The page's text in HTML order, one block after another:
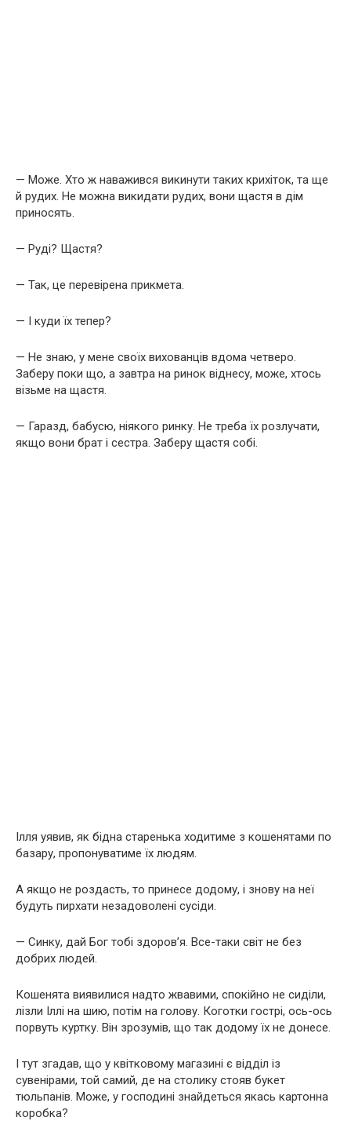
— Може. Хто ж наважився викинути таких крихіток, та ще
й рудих. Не можна викидати рудих, вони щастя в дім
приносять.
— Руді? Щастя?
— Так, це перевірена прикмета.
— І куди їх тепер?
— Не знаю, у мене своїх вихованців вдома четверо.
Заберу поки що, а завтра на ринок віднесу, може, хтось
візьме на щастя.
— Гаразд, бабусю, ніякого ринку. Не треба їх розлучати,
якщо вони брат і сестра. Заберу щастя собі.
Ілля уявив, як бідна старенька ходитиме з кошенятами по
базару, пропонуватиме їх людям.
А якщо не роздасть, то принесе додому, і знову на неї
будуть пирхати незадоволені сусіди.
— Синку, дай Бог тобі здоров’я. Все-таки світ не без
добрих людей.
Кошенята виявилися надто жвавими, спокійно не сиділи,
лізли Іллі на шию, потім на голову. Коготки гострі, ось-ось
порвуть куртку. Він зрозумів, що так додому їх не донесе.
І тут згадав, що у квітковому магазині є відділ із
сувенірами, той самий, де на столику стояв букет
тюльпанів. Може, у господині знайдеться якась картонна
коробка?